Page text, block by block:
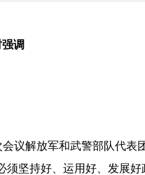
调
议解放军和武警部队代表
须坚持好、运用好、发展好